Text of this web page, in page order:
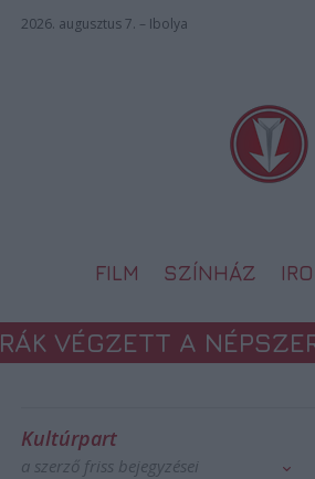
2026. augusztus 7. – Ibolya
FILM SZÍNHÁZ
RÁK VÉGZETT A
Kultúrpart
a szerző friss bejegyzései